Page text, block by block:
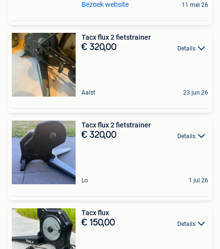
Bezoek website 11 mei 26
Tacx flux 2 fietstrainer
€ 320,00 Details
Aalst 23 jun 26
Tacx flux 2 fietstrainer
€ 320,00 Details
Lo 1 jul 26
Tacx flux
€ 150,00 Details